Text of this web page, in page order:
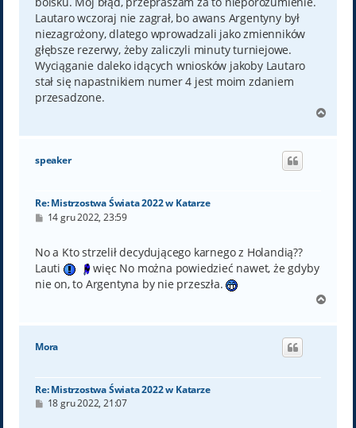
Lautaro wczoraj nie zagrał, bo awans Argentyny był
niezagrożony, dlatego wprowadzali jako zmienników
głębsze rezerwy, żeby zaliczyli minuty turniejowe.
Wyciąganie daleko idących wniosków jakoby Lautaro
stał się napastnikiem numer 4 jest moim zdaniem
przesadzone.
g
speaker
Re: Mistrzostwa Świata 2022 w Katarze
P
t
14 gru 2022, 23:59
No a Kto strzelił decydującego karnego z Holandią??
Lauti
więc No można powiedzieć nawet, że gdyby
nie on, to Argentyna by nie przeszła.
g
Mora
Re: Mistrzostwa Świata 2022 w Katarze
P18 gru 2022, 21:07